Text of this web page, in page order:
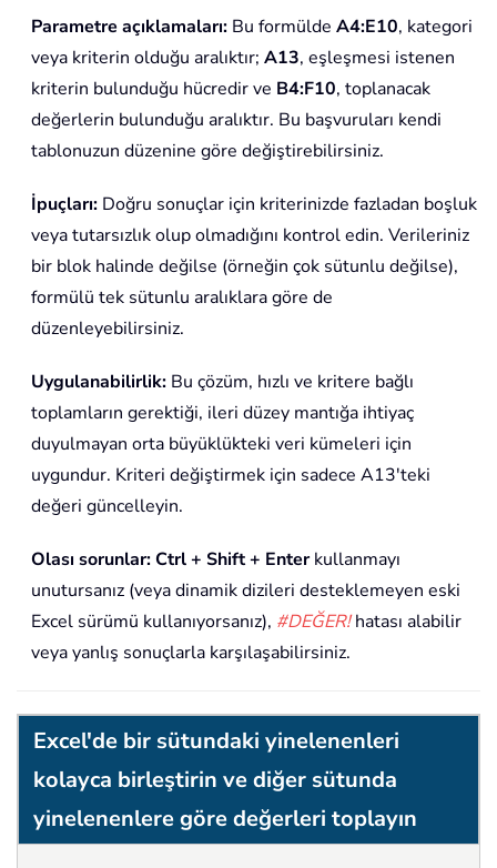
Parametre açıklamaları: Bu formülde A4:E10, kategori
veya kriterin olduğu aralıktır; A13, eşleşmesi istenen
kriterin bulunduğu hücredir ve B4:F10, toplanacak
değerlerin bulunduğu aralıktır. Bu başvuruları kendi
tablonuzun düzenine göre değiştirebilirsiniz.
İpuçları: Doğru sonuçlar için kriterinizde fazladan boşluk
veya tutarsızlık olup olmadığını kontrol edin. Verileriniz
bir blok halinde değilse (örneğin çok sütunlu değilse),
formülü tek sütunlu aralıklara göre de
düzenleyebilirsiniz.
Uygulanabilirlik: Bu çözüm, hızlı ve kritere bağlı
toplamların gerektiği, ileri düzey mantığa ihtiyaç
duyulmayan orta büyüklükteki veri kümeleri için
uygundur. Kriteri değiştirmek için sadece A13'teki
değeri güncelleyin.
Olası sorunlar:Ctrl + Shift + Enterkullanmayı
unutursanız (veya dinamik dizileri desteklemeyen eski
Excel sürümü kullanıyorsanız), #DEĞER!hatası alabilir
veya yanlış sonuçlarla karşılaşabilirsiniz.
Excel'de bir sütundaki yinelenenleri
kolayca birleştirin ve diğer sütunda
yinelenenlere göre değerleri toplayın